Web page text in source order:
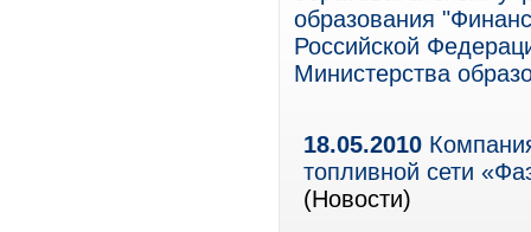
образования
Российской
Министерства
18.05.2010
топливной сети
(Новости)